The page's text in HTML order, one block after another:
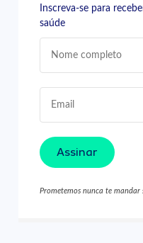
Inscreva-se para
saúde
Assinar
Prometemos nunca te